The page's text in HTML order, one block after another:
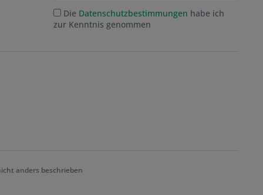
Die Datenschutzbestimmungen habe ich
zur Kenntnis genommen
anders beschrieben